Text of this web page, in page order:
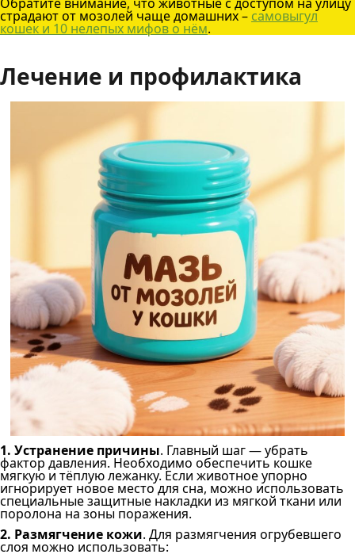
страдают от мозолей чаще домашних – самовыгул
кошек и 10 нелепых мифов о нём.
Лечение и профилактика
1. Устранение причины. Главный шаг — убрать
фактор давления. Необходимо обеспечить кошке
мягкую и тёплую лежанку. Если животное упорно
игнорирует новое место для сна, можно использовать
специальные защитные накладки из мягкой ткани или
поролона на зоны поражения.
2. Размягчение кожи. Для размягчения огрубевшего
слоя можно использовать: